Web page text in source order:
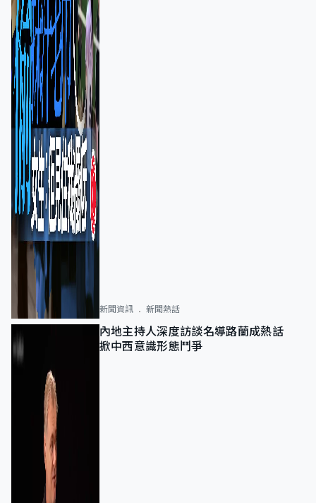
新聞資訊 新聞熱話
內地主持人深度訪談名導路蘭成熱話
掀中西意識形態鬥爭